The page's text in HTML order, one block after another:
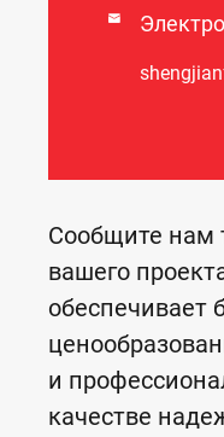

Сообщите нам
вашего
обеспечивает
и
качестве